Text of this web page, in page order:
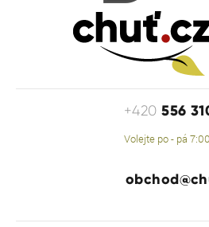
+420556
Volejte po - pá